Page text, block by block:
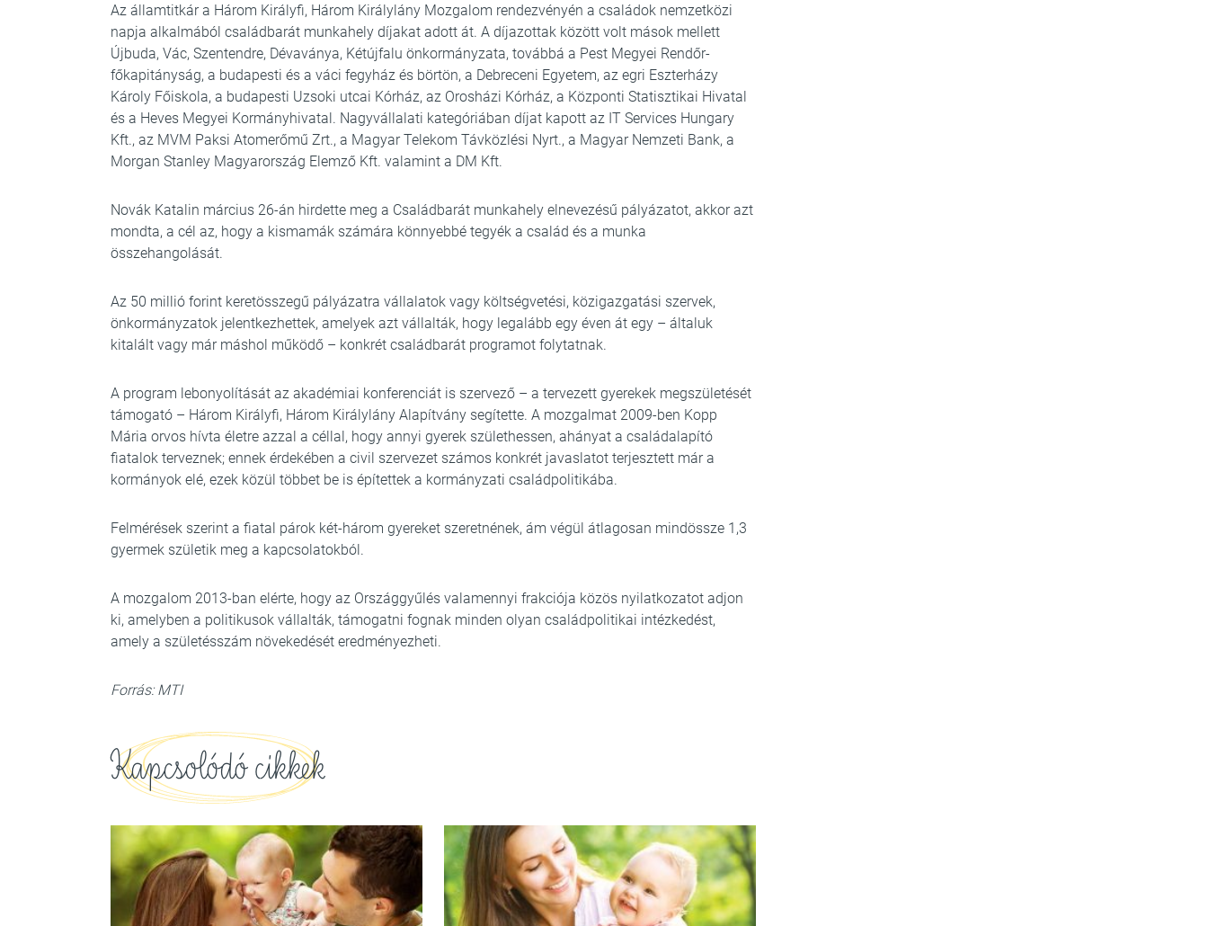
Az államtitkár a Három Királyfi, Három Királylány Mozgalom rendezvényén a családok nemzetközi
napja alkalmából családbarát munkahely díjakat adott át. A díjazottak között volt mások mellett
Újbuda, Vác, Szentendre, Dévaványa, Kétújfalu önkormányzata, továbbá a Pest Megyei Rendőr-
főkapitányság, a budapesti és a váci fegyház és börtön, a Debreceni Egyetem, az egri Eszterházy
Károly Főiskola, a budapesti Uzsoki utcai Kórház, az Orosházi Kórház, a Központi Statisztikai Hivatal
és a Heves Megyei Kormányhivatal. Nagyvállalati kategóriában díjat kapott az IT Services Hungary
Kft., az MVM Paksi Atomerőmű Zrt., a Magyar Telekom Távközlési Nyrt., a Magyar Nemzeti Bank, a
Morgan Stanley Magyarország Elemző Kft. valamint a DM Kft.
Novák Katalin március 26-án hirdette meg a Családbarát munkahely elnevezésű pályázatot, akkor azt
mondta, a cél az, hogy a kismamák számára könnyebbé tegyék a család és a munka
összehangolását.
Az 50 millió forint keretösszegű pályázatra vállalatok vagy költségvetési, közigazgatási szervek,
önkormányzatok jelentkezhettek, amelyek azt vállalták, hogy legalább egy éven át egy – általuk
kitalált vagy már máshol működő – konkrét családbarát programot folytatnak.
A program lebonyolítását az akadémiai konferenciát is szervező – a tervezett gyerekek megszületését
támogató – Három Királyfi, Három Királylány Alapítvány segítette. A mozgalmat 2009-ben Kopp
Mária orvos hívta életre azzal a céllal, hogy annyi gyerek születhessen, ahányat a családalapító
fiatalok terveznek; ennek érdekében a civil szervezet számos konkrét javaslatot terjesztett már a
kormányok elé, ezek közül többet be is építettek a kormányzati családpolitikába.
Felmérések szerint a fiatal párok két-három gyereket szeretnének, ám végül átlagosan mindössze 1,3
gyermek születik meg a kapcsolatokból.
A mozgalom 2013-ban elérte, hogy az Országgyűlés valamennyi frakciója közös nyilatkozatot adjon
ki, amelyben a politikusok vállalták, támogatni fognak minden olyan családpolitikai intézkedést,
amely a születésszám növekedését eredményezheti.
Forrás: MTI
Kapcsolódó cikkek